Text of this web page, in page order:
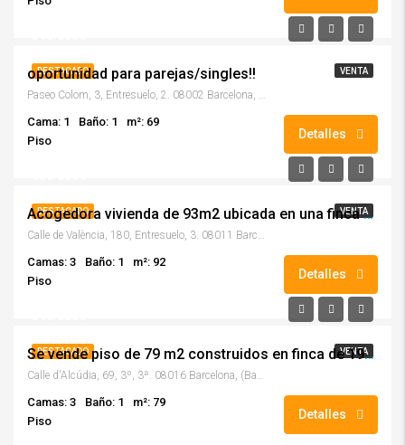
DESTACADO VENTA
oportunidad para parejas/singles!!
Paseo Colom, 3, Entresuelo, 2. 08002 Barcelona, (Barcelona)
Cama: 1 Baño: 1
m²: 69
Piso
Detalles
DESTACADO VENTAAcogedora vivienda de 93m2 ubicada en una finca regia modernista con servicio de conserjería!!
Calle de València, 180, Entresuelo, 3. 08011 Barcelona, (Barcelona)
Camas: 3 Baño: 1
m²: 92
Piso
Detalles
DESTACADO VENTASe vende piso de 79 m2 construidos en finca de 1956 con ascensor 3r piso altura!!
Calle d'Alcúdia, 69, 3º, 3ª. 08016 Barcelona, (Barcelona)
Camas: 3 Baño: 1
m²: 79
Piso
Detalles